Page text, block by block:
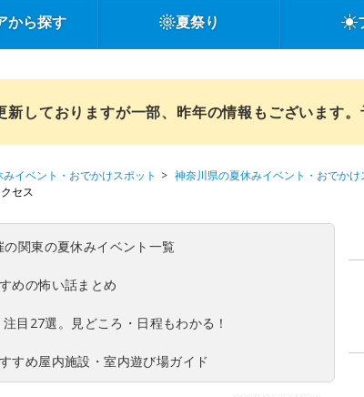
から探す 夏祭り
しておりますが一部、昨年の情報もございます。
イベント・おでかけスポット 神奈川県の夏休みイベント・おでかけ
セス
関東の夏休みイベント一覧
めの怖い話まとめ
目27選。見どころ・日程もわかる！
すめ屋内施設・室内遊び場ガイド